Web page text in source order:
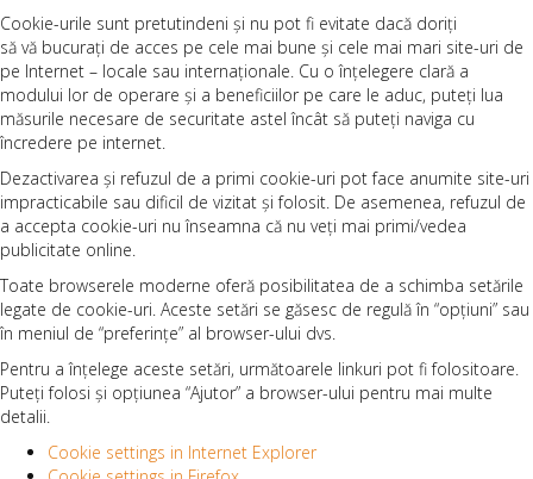
Cookie-urile sunt pretutindeni și nu pot fi evitate dacă doriți
să vă bucurați de acces pe cele mai bune și cele mai mari site-uri de
pe Internet – locale sau internaționale. Cu o înțelegere clară a
modului lor de operare și a beneficiilor pe care le aduc, puteți lua
măsurile necesare de securitate astel încât să puteți naviga cu
încredere pe internet.
Dezactivarea și refuzul de a primi cookie-uri pot face anumite site-uri
impracticabile sau dificil de vizitat și folosit. De asemenea, refuzul de
a accepta cookie-uri nu înseamna că nu veți mai primi/vedea
publicitate online.
Toate browserele moderne oferă posibilitatea de a schimba setările
legate de cookie-uri. Aceste setări se găsesc de regulă în “opțiuni” sau
în meniul de “preferințe” al browser-ului dvs.
Pentru a înțelege aceste setări, următoarele linkuri pot fi folositoare.
Puteți folosi și opțiunea “Ajutor” a browser-ului pentru mai multe
detalii.
Cookie settings in Internet Explorer